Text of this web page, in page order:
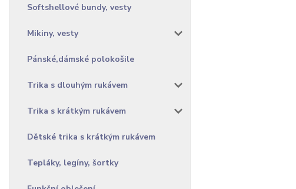
Softshellové bundy, vesty
Mikiny, vesty
Pánské,dámské polokošile
Trika s dlouhým rukávem
Trika s krátkým rukávem
Dětské trika s krátkým rukávem
Tepláky, legíny, šortky